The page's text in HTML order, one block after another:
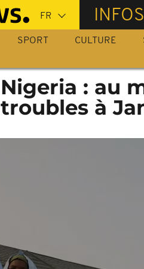
INFOS
SPORT CULTURE
Nigeria : au
troubles à